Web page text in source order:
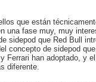
que están
una fase muy, muy
sidepod que Red Bull
concepto de sidepod
Ferrari han adoptado, y
diferente.